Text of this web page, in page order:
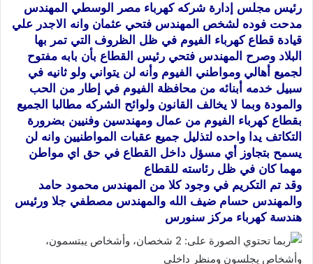
رئيس مجلس إدارة شركه كهرباء مصر الوسطي المهندس
مدحت فوده لشخص المهندس فتحي عثمان وانه الاجدر علي
قيادة قطاع كهرباء الفيوم في ظل الظروف التي تمر بها
البلاد وصرح المهندس فتحي رئيس القطاع بأن بابه مفتوح
لجميع أهالي ومواطني الفيوم وأنه لن يتواني ولو ثانيه في
سبيل خدمه أبنائه من محافظة الفيوم في إطار من الحب
والمودة وبما لا يخالف القانون ولوائح الشركه مطالبا الجميع
بقطاع كهرباء الفيوم من عمال ومهندسين وفنيين بضرورة
التكاتف يدا واحده لتذليل جميع عقبات المواطنيين وانه لن
يسمح بتجاوز أي مسؤل داخل القطاع في حق اي مواطن
مهما كان في ظل رئاسته للقطاع
وقد تم التكريم في وجود كلا من المهندس محمود حامد
والمهندس حسام ضيف الله والمهندس مصطفي جلا ورئيس
هندسة كهرباء مركز سنورس